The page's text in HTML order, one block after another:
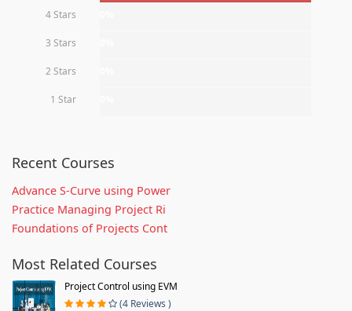
4 Stars
3 Stars
2 Stars
1 Star
Recent Courses
Advance S-Curve using Power
Practice Managing Project Ri
Foundations of Projects Cont
Most Related Courses
Project Control using EVM
(4 Reviews )